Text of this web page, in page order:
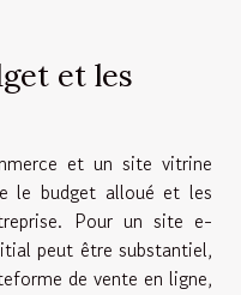
et les
et un site vitrine
le budget alloué et les
Pour un site e-
peut être substantiel,
de vente en ligne,